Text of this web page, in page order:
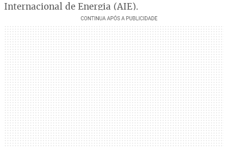
Internacional de Energia (AIE).